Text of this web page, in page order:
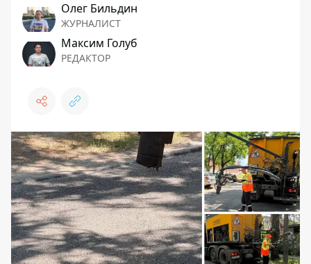
Олег Бильдин
ЖУРНАЛИСТ
Максим Голуб
РЕДАКТОР